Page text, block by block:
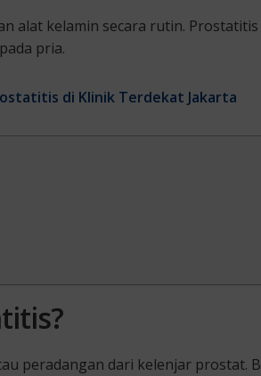
alat kelamin secara rutin.
pria.
di Klinik Terdekat Jakarta
peradangan dari kelenjar prostat.